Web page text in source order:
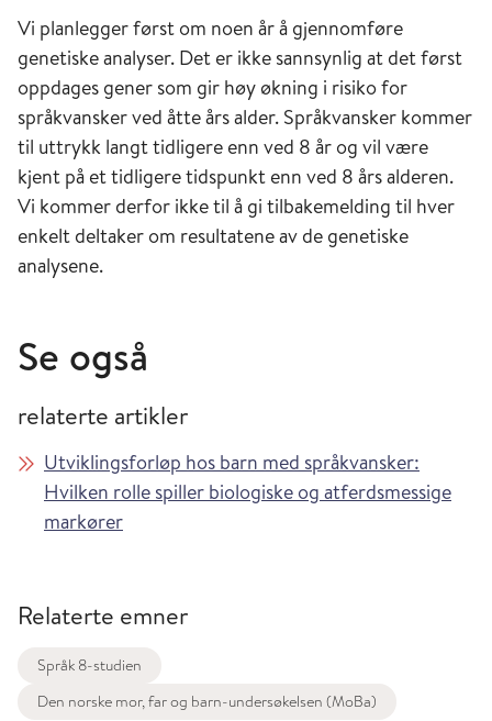
Vi planlegger først om noen år å gjennomføre
genetiske analyser. Det er ikke sannsynlig at det først
oppdages gener som gir høy økning i risiko for
språkvansker ved åtte års alder. Språkvansker kommer
til uttrykk langt tidligere enn ved 8 år og vil være
kjent på et tidligere tidspunkt enn ved 8 års alderen.
Vi kommer derfor ikke til å gi tilbakemelding til hver
enkelt deltaker om resultatene av de genetiske
analysene.
Se også
relaterte artikler
Utviklingsforløp hos barn med språkvansker:
Hvilken rolle spiller biologiske og atferdsmessige
markører
Relaterte emner
Språk 8-studien
Den norske mor, far og barn-undersøkelsen (MoBa)